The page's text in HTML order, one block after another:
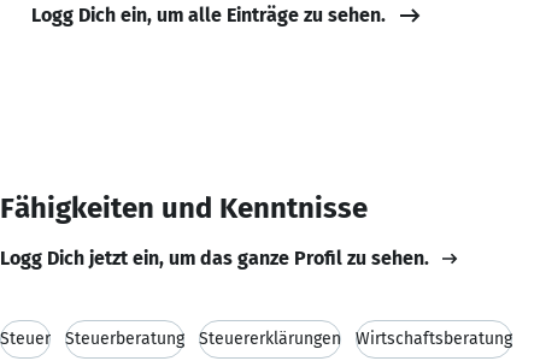
Logg Dich ein, um alle Einträge zu sehen.
Fähigkeiten und Kenntnisse
Logg Dich jetzt ein, um das ganze Profil zu sehen.
Steuer Steuerberatung Steuererklärungen Wirtschaftsberatung